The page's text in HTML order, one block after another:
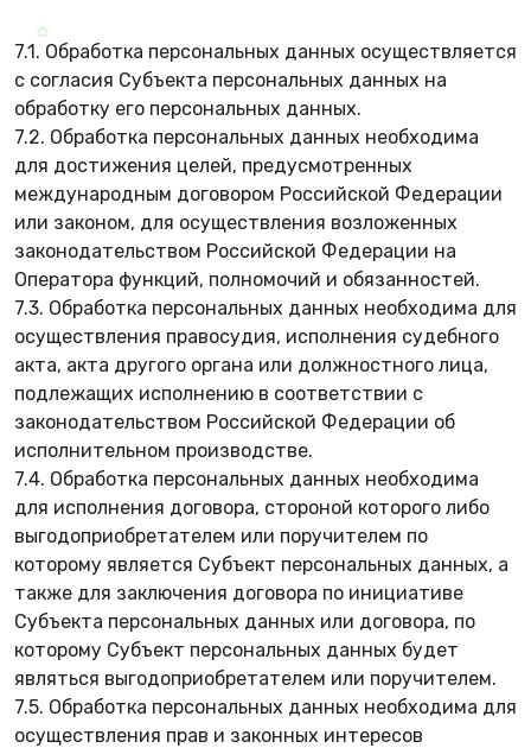
🌿
🍃
7.1. Обработка персональных данных осуществляется
с согласия Субъекта персональных данных на
обработку его персональных данных.
7.2. Обработка персональных данных необходима
для достижения целей, предусмотренных
международным договором Российской Федерации
или законом, для осуществления возложенных
законодательством Российской Федерации на
Оператора функций, полномочий и обязанностей.
7.3. Обработка персональных данных необходима для
осуществления правосудия, исполнения судебного
акта, акта другого органа или должностного лица,
подлежащих исполнению в соответствии с
законодательством Российской Федерации об
исполнительном производстве.
7.4. Обработка персональных данных необходима
для исполнения договора, стороной которого либо
выгодоприобретателем или поручителем по
которому является Субъект персональных данных, а
также для заключения договора по инициативе
Субъекта персональных данных или договора, по
которому Субъект персональных данных будет
являться выгодоприобретателем или поручителем.
7.5. Обработка персональных данных необходима для
осуществления прав и законных интересов